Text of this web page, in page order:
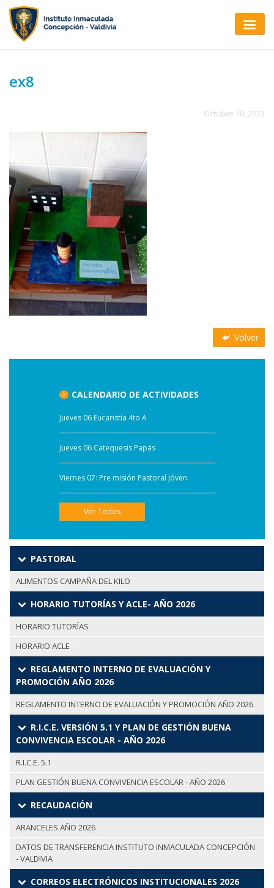
ex8
Octubre 10, 2023
Volver
CALENDARIO DE ACTIVIDADES
Jueves 06 Eucaristía 4to A
Jueves 06 Catequesis Papás
Viernes 07: Pre misión Pastoral Jóven.
Ver Todos
PASTORAL
ALIMENTOS CAMPAÑA DEL KILO
HORARIO TUTORÍAS Y ACLE- AÑO 2026
HORARIO TUTORÍAS
HORARIO ACLE
REGLAMENTO INTERNO DE EVALUACIÓN Y
PROMOCIÓN AÑO 2026
REGLAMENTO INTERNO DE EVALUACIÓN Y PROMOCIÓN AÑO 2026
R.I.C.E. VERSIÓN 5.1 Y PLAN DE GESTIÓN BUENA
CONVIVENCIA ESCOLAR - AÑO 2026
R.I.C.E. 5.1
PLAN GESTIÓN BUENA CONVIVENCIA ESCOLAR - AÑO 2026
RECAUDACIÓN
ARANCELES AÑO 2026
DATOS DE TRANSFERENCIA INSTITUTO INMACULADA CONCEPCIÓN
- VALDIVIA
CORREOS ELECTRÓNICOS INSTITUCIONALES 2026